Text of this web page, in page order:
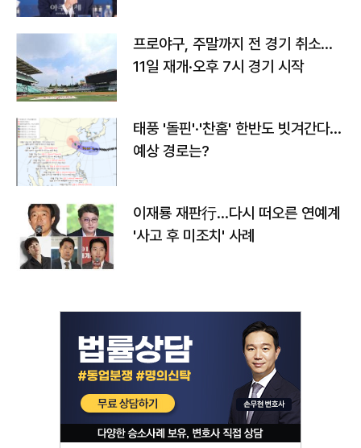
프로야구, 주말까지 전 경기 취소…
11일 재개·오후 7시 경기 시작
태풍 '돌핀'·'찬홈' 한반도 빗겨간다…
예상 경로는?
이재룡 재판行…다시 떠오른 연예계
'사고 후 미조치' 사례